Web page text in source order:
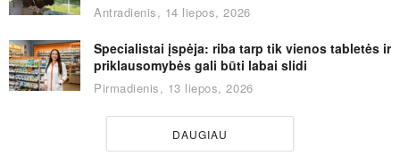
Antradienis, 14 liepos, 2026
Specialistai įspėja: riba tarp tik vienos tabletės ir
priklausomybės gali būti labai slidi
Pirmadienis, 13 liepos, 2026
DAUGIAU